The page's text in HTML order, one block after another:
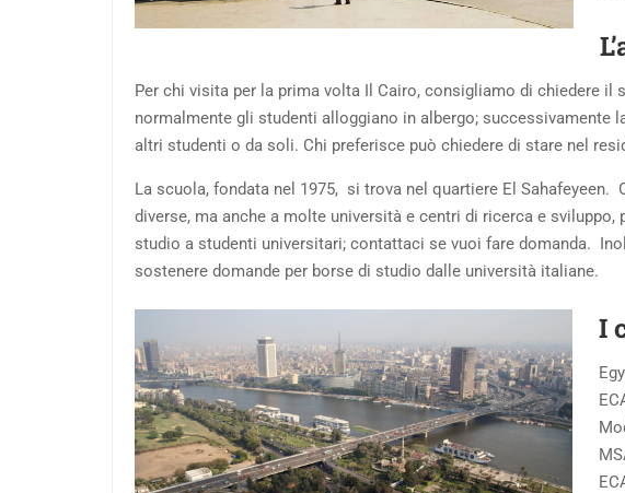
Per chi visita per la prima volta Il Cairo, consigliamo di chiedere
normalmente gli studenti alloggiano in albergo; successivamente
altri studenti o da soli. Chi preferisce può chiedere di stare nel
La scuola, fondata nel 1975, si trova nel quartiere El
diverse, ma anche a molte università e centri di ricerca e
studio a studenti universitari; contattaci se vuoi fare domanda.
sostenere domande per borse di studio dalle università italiane.
I